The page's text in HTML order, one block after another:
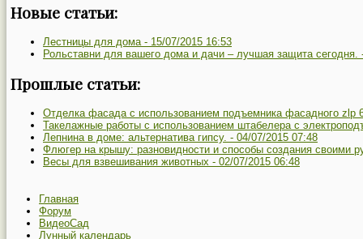
Новые статьи:
Лестницы для дома - 15/07/2015 16:53
Рольставни для вашего дома и дачи – лучшая защита сегодня.
Прошлые статьи:
Отделка фасада с использованием подъемника фасадного zlp
Такелажные работы с использованием штабелера с
Лепнина в доме: альтернатива гипсу. - 04/07/2015 07:48
Флюгер на крышу: разновидности и способы создания своими
Весы для взвешивания животных - 02/07/2015 06:48
Главная
Форум
ВидеоСад
Лунный календарь